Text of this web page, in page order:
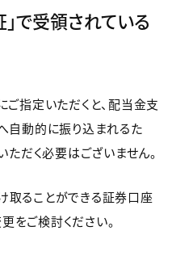
で受領されている
指定いただくと、配当金支
自動的に振り込まれるた
だく必要はございません。
取ることができる証券口座
をご検討ください。